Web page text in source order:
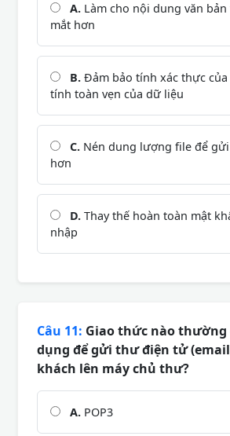
A. Làm cho nội dung văn
mắt hơn
B. Đảm bảo tính xác thực
tính toàn vẹn của dữ liệu
C. Nén dung lượng file để
hơn
D. Thay thế hoàn toàn mật
nhập
Câu 11: Giao thức nào thường
dụng để gửi thư điện tử
khách lên máy chủ thư?
A. POP3